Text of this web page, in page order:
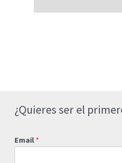
¿Quieres ser el
Email *